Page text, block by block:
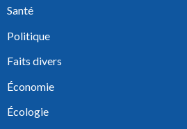
Santé
Politique
Faits divers
Économie
Écologie